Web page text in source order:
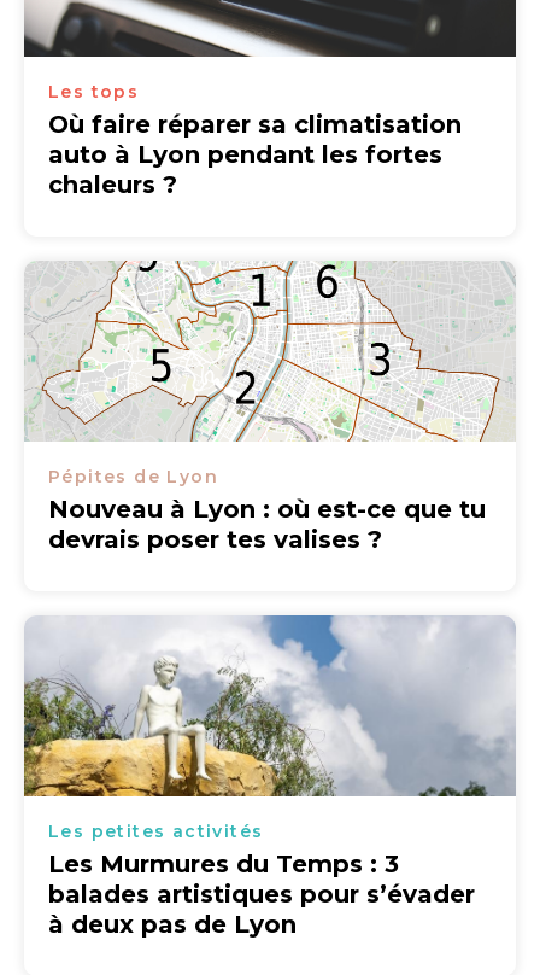
Les tops
Où faire réparer sa climatisation
auto à Lyon pendant les fortes
chaleurs ?
Pépites de Lyon
Nouveau à Lyon : où est-ce que tu
devrais poser tes valises ?
Les petites activités
Les Murmures du Temps : 3
balades artistiques pour s’évader
à deux pas de Lyon